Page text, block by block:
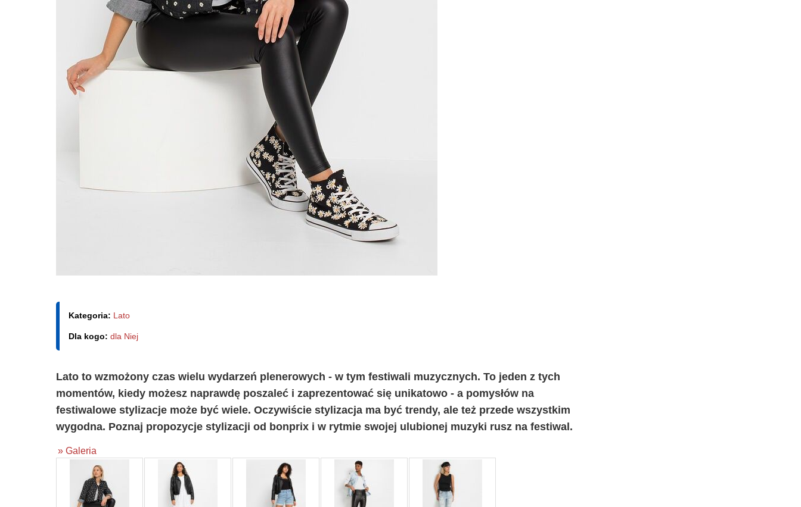
Kategoria: Lato
Dla kogo: dla Niej
Lato to wzmożony czas wielu wydarzeń plenerowych - w tym festiwali muzycznych. To jeden z tych
momentów, kiedy możesz naprawdę poszaleć i zaprezentować się unikatowo - a pomysłów na
festiwalowe stylizacje może być wiele. Oczywiście stylizacja ma być trendy, ale też przede wszystkim
wygodna. Poznaj propozycje stylizacji od bonprix i w rytmie swojej ulubionej muzyki rusz na festiwal.
» Galeria